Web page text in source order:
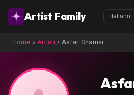
Artist Family
Home › Artisti › Asfar Shamsi